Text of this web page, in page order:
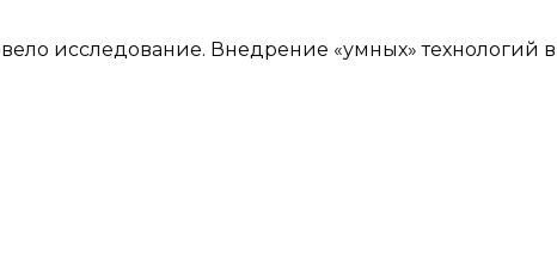
исследование. Внедрение «умных» технологий в